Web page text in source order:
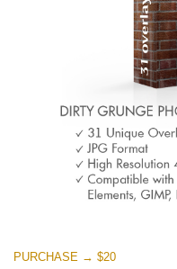
PURCHASE → $20